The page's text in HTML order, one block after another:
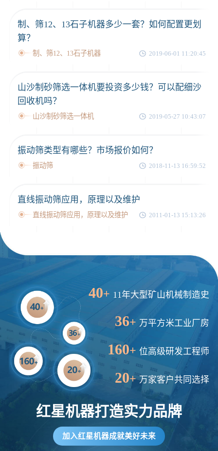
制、筛12、13石子机器多少一套？如何配置更划
算？
制、筛12、13石子机器 2019-06-01 11:20:45
山沙制砂筛选一体机要投资多少钱？可以配细沙
回收机吗？
山沙制砂筛选一体机 2019-05-27 10:43:07
振动筛类型有哪些？市场报价如何？
振动筛 2018-11-13 16:59:52
直线振动筛应用，原理以及维护
直线振动筛应用，原理以及维护 2011-01-13 15:13:26
40+ 11年大型矿山机械制造史
36+ 万平方米工业厂房
160+ 位高级研发工程师
20+ 万家客户共同选择
红星机器打造实力品牌
加入红星机器成就美好未来